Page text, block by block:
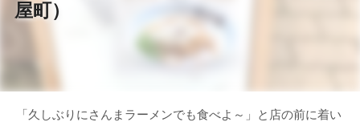
屋町）
「久しぶりにさんまラーメンでも食べよ～」と店の前に着い